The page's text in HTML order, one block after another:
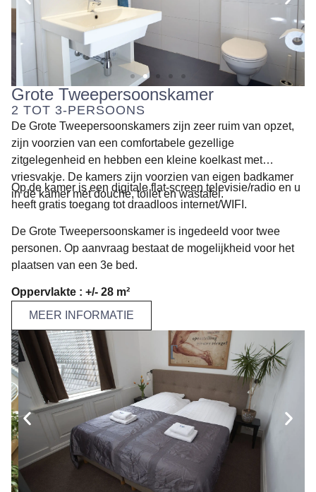
Grote Tweepersoonskamer
2 TOT 3-PERSOONS
De Grote Tweepersoonskamers zijn zeer ruim van opzet,
zijn voorzien van een comfortabele gezellige
zitgelegenheid en hebben een kleine koelkast met
vriesvakje. De kamers zijn voorzien van eigen badkamer
in de kamer met douche, toilet en wastafel.
Op de kamer is een digitale flat-screen televisie/radio en u
heeft gratis toegang tot draadloos internet/WIFI.
De Grote Tweepersoonskamer is ingedeeld voor twee
personen. Op aanvraag bestaat de mogelijkheid voor het
plaatsen van een 3e bed.
Oppervlakte : +/- 28 m²
MEER INFORMATIE